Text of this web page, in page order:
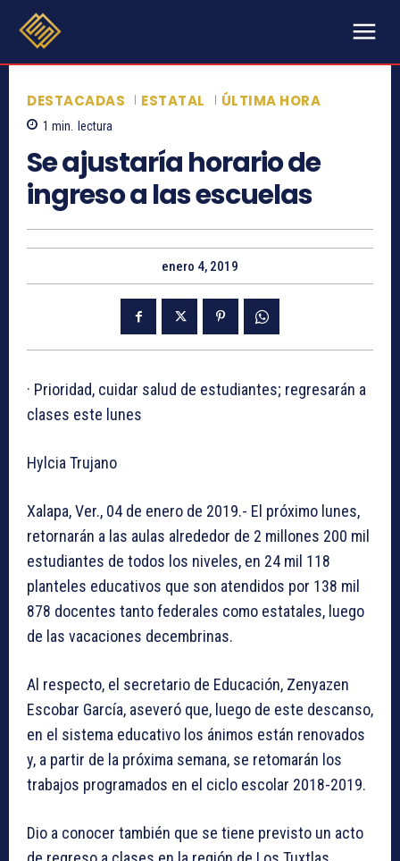
DESTACADAS ESTATAL ÚLTIMA HORA
1 min. lectura
Se ajustaría horario de
ingreso a las escuelas
enero 4, 2019
· Prioridad, cuidar salud de estudiantes; regresarán a
clases este lunes
Hylcia Trujano
Xalapa, Ver., 04 de enero de 2019.- El próximo lunes,
retornarán a las aulas alrededor de 2 millones 200 mil
estudiantes de todos los niveles, en 24 mil 118
planteles educativos que son atendidos por 138 mil
878 docentes tanto federales como estatales, luego
de las vacaciones decembrinas.
Al respecto, el secretario de Educación, Zenyazen
Escobar García, aseveró que, luego de este descanso,
en el sistema educativo los ánimos están renovados
y, a partir de la próxima semana, se retomarán los
trabajos programados en el ciclo escolar 2018-2019.
Dio a conocer también que se tiene previsto un acto